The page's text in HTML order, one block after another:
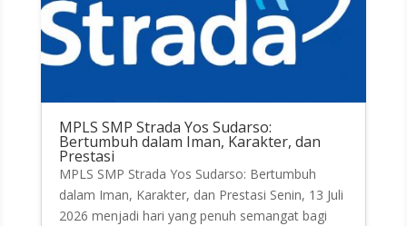
MPLS SMP Strada Yos Sudarso:
Bertumbuh dalam Iman, Karakter, dan
Prestasi
MPLS SMP Strada Yos Sudarso: Bertumbuh
dalam Iman, Karakter, dan Prestasi Senin, 13 Juli
2026 menjadi hari yang penuh semangat bagi